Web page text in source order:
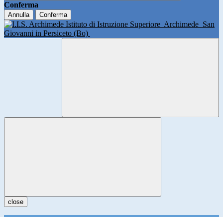
Conferma
Annulla Conferma
Istituto di Istruzione Superiore Archimede San
Giovanni in Persiceto (Bo)
close